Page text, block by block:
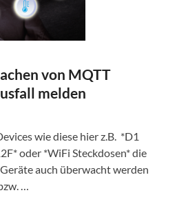
von MQTT
melden
wie diese hier z.B. *D1
oder *WiFi Steckdosen* die
auch überwacht werden
…